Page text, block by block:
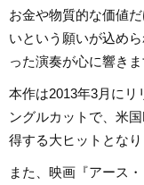
お金や物質的な価値
いという願いが込め
った演奏が心に響きま
本作は2013年3月にリ
ングルカットで、米
得する大ヒットとなり
また、映画『アース